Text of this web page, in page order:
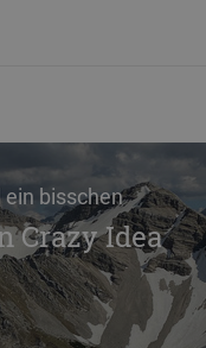
bisschen
Crazy Idea